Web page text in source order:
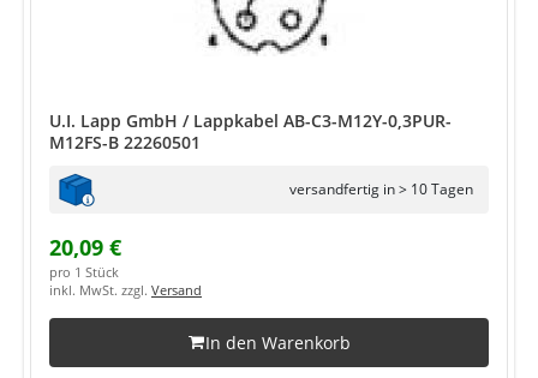
U.I. Lapp GmbH / Lappkabel AB-C3-M12Y-0,3PUR-
M12FS-B 22260501
versandfertig in > 10 Tagen
20,09 €
pro 1 Stück
inkl. MwSt. zzgl. Versand
In den Warenkorb